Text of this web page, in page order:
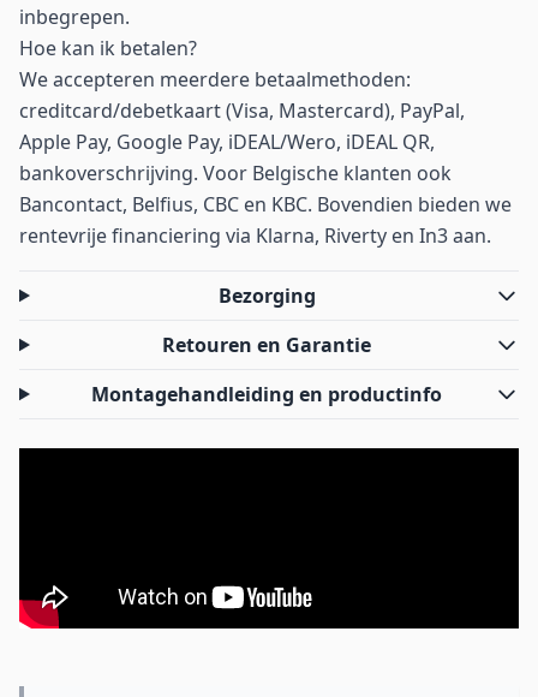
inbegrepen.
Hoe kan ik betalen?
We accepteren meerdere betaalmethoden:
creditcard/debetkaart (Visa, Mastercard), PayPal,
Apple Pay, Google Pay, iDEAL/Wero, iDEAL QR,
bankoverschrijving. Voor Belgische klanten ook
Bancontact, Belfius, CBC en KBC. Bovendien bieden we
rentevrije financiering via Klarna, Riverty en In3 aan.
Bezorging
Retouren en Garantie
Montagehandleiding en productinfo